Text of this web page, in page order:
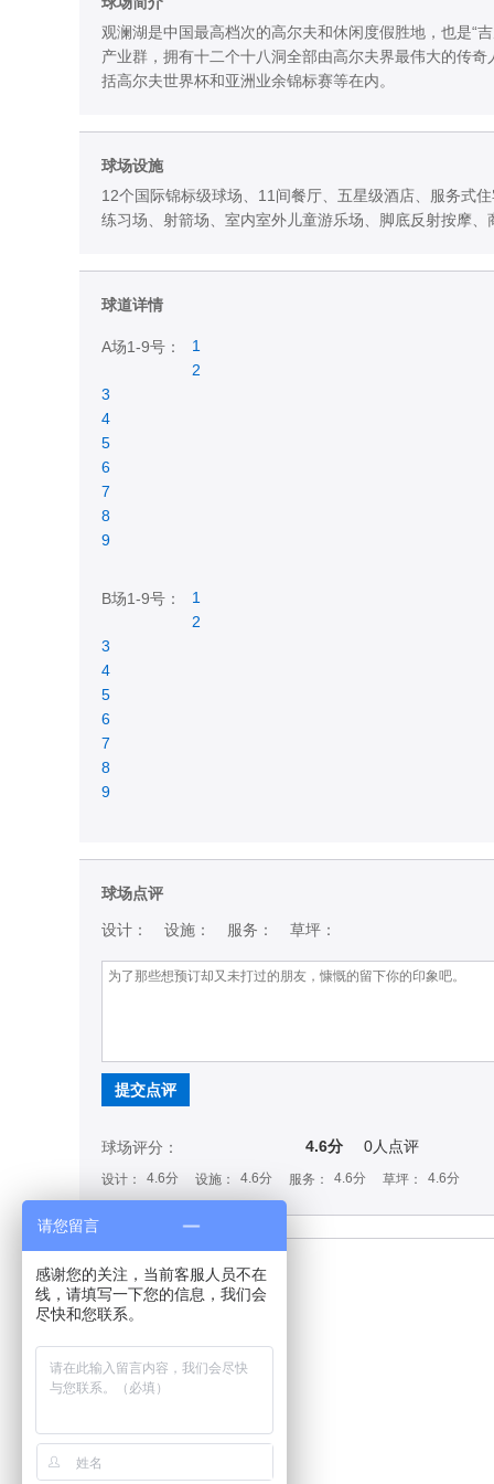
观澜湖是中国最高档次的高尔夫和休闲度假胜地，也是“
产业群，拥有十二个十八洞全部由高尔夫界最伟大的传
括高尔夫世界杯和亚洲业余锦标赛等在内。
球场设施
12个国际锦标级球场、11间餐厅、五星级酒店、服务式
练习场、射箭场、室内室外儿童游乐场、脚底反射按摩
球道详情
A场1-9号：
1
2
3
4
5
6
7
8
9
B场1-9号：
1
2
3
4
5
6
7
8
9
球场点评
设计： 设施： 服务： 草坪：
提交点评
球场评分： 4.6分 0人点评
设计： 4.6分 设施： 4.6分 服务： 4.6分 草坪： 4.6分
请您留言
感谢您的关注，当前客服人员不在
线，请填写一下您的信息，我们会
尽快和您联系。